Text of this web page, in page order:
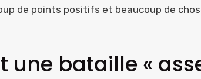
de points positifs et beaucoup de
une bataille «